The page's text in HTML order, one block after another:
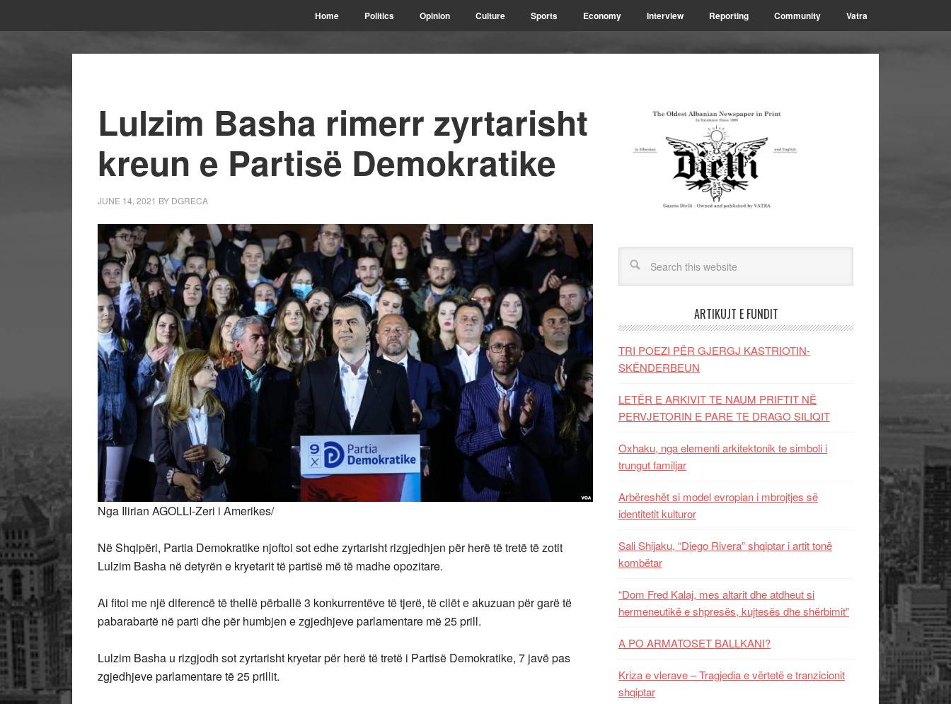
Home Politics Opinion Culture Sports Economy Interview Reporting Community Vatra
Lulzim Basha rimerr zyrtarisht
kreun e Partisë Demokratike
JUNE 14, 2021 BY DGRECA
Nga Ilirian AGOLLI-Zeri i Amerikes/
Në Shqipëri, Partia Demokratike njoftoi sot edhe zyrtarisht rizgjedhjen për herë të tretë të zotit
Lulzim Basha në detyrën e kryetarit të partisë më të madhe opozitare.
Ai fitoi me një diferencë të thellë përballë 3 konkurrentëve të tjerë, të cilët e akuzuan për garë të
pabarabartë në parti dhe për humbjen e zgjedhjeve parlamentare më 25 prill.
Lulzim Basha u rizgjodh sot zyrtarisht kryetar për herë të tretë i Partisë Demokratike, 7 javë pas
zgjedhjeve parlamentare të 25 prillit.
ARTIKUJT E FUNDIT
TRI POEZI PËR GJERGJ KASTRIOTIN-
SKËNDERBEUN
LETËR E ARKIVIT TE NAUM PRIFTIT NË
PERVJETORIN E PARE TE DRAGO SILIQIT
Oxhaku, nga elementi arkitektonik te simboli i
trungut familjar
Arbëreshët si model evropian i mbrojtjes së
identitetit kulturor
Sali Shijaku, “Diego Rivera” shqiptar i artit tonë
kombëtar
“Dom Fred Kalaj, mes altarit dhe atdheut si
hermeneutikë e shpresës, kujtesës dhe shërbimit”
A PO ARMATOSET BALLKANI?
Kriza e vlerave – Tragjedia e vërtetë e tranzicionit
shqiptar